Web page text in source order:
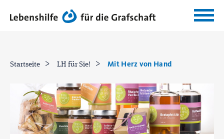
Startseite LH für Sie! Mit Herz von Hand